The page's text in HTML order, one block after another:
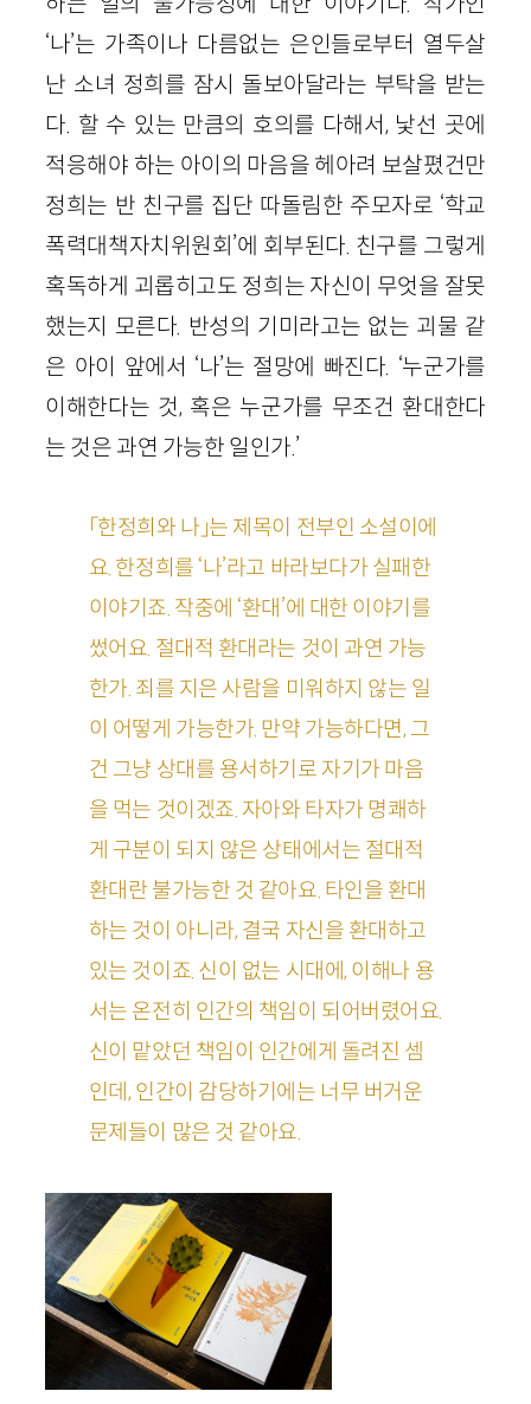
‘나’는 가족이나 다름없는 은인들로부터 열두살
난 소녀 정희를 잠시 돌보아달라는 부탁을 받는
다. 할 수 있는 만큼의 호의를 다해서, 낯선 곳에
적응해야 하는 아이의 마음을 헤아려 보살폈건만
정희는 반 친구를 집단 따돌림한 주모자로 ‘학교
폭력대책자치위원회’에 회부된다. 친구를 그렇게
혹독하게 괴롭히고도 정희는 자신이 무엇을 잘못
했는지 모른다. 반성의 기미라고는 없는 괴물 같
은 아이 앞에서 ‘나’는 절망에 빠진다. ‘누군가를
이해한다는 것, 혹은 누군가를 무조건 환대한다
는 것은 과연 가능한 일인가.’
「한정희와 나」는 제목이 전부인 소설이에
요. 한정희를 ‘나’라고 바라보다가 실패한
이야기죠. 작중에 ‘환대’에 대한 이야기를
썼어요. 절대적 환대라는 것이 과연 가능
한가. 죄를 지은 사람을 미워하지 않는 일
이 어떻게 가능한가. 만약 가능하다면, 그
건 그냥 상대를 용서하기로 자기가 마음
을 먹는 것이겠죠. 자아와 타자가 명쾌하
게 구분이 되지 않은 상태에서는 절대적
환대란 불가능한 것 같아요. 타인을 환대
하는 것이 아니라, 결국 자신을 환대하고
있는 것이죠. 신이 없는 시대에, 이해나 용
서는 온전히 인간의 책임이 되어버렸어요.
신이 맡았던 책임이 인간에게 돌려진 셈
인데, 인간이 감당하기에는 너무 버거운
문제들이 많은 것 같아요.